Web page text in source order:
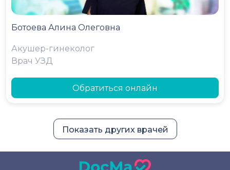
Ботоева Алина Олеговна
Акушер-гинеколог
Врач УЗД
Обратиться онлайн
Показать других врачей